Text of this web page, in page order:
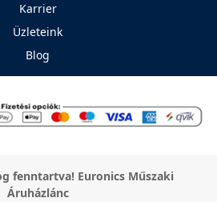
Karrier
Üzleteink
Blog
fenntartva! Euronics Műszaki
Áruházlánc